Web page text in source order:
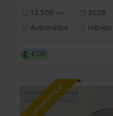
13.500 km
2026
Automático
Híbrido
ECO